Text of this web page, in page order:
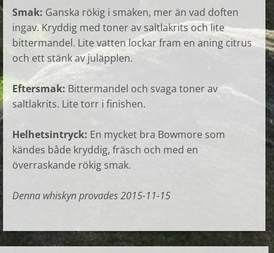
Smak: Ganska rökig i smaken, mer än vad doften
ingav. Kryddig med toner av saltlakrits och lite
bittermandel. Lite vatten lockar fram en aning citrus
och ett stänk av juläpplen.
Eftersmak: Bittermandel och svaga toner av
saltlakrits. Lite torr i finishen.
Helhetsintryck: En mycket bra Bowmore som
kändes både kryddig, fräsch och med en
överraskande rökig smak.
Denna whiskyn provades 2015-11-15